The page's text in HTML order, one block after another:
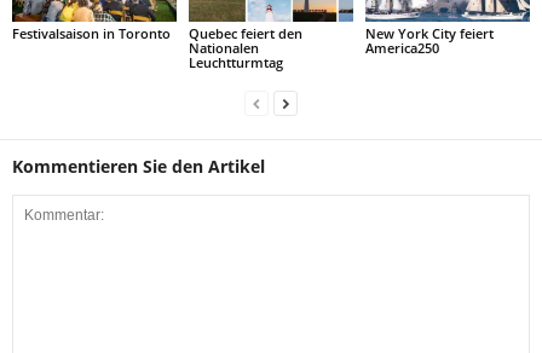
Festivalsaison in Toronto
Quebec feiert den
Nationalen
Leuchtturmtag
New York City feiert
America250
Kommentieren Sie den Artikel